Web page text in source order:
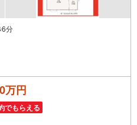
）
対応！
画でご不安な方もおまかせくださ
を公開中!!
っぷりご紹介しております♪
予定物件等ございます☆
6分
万円
でもらえる